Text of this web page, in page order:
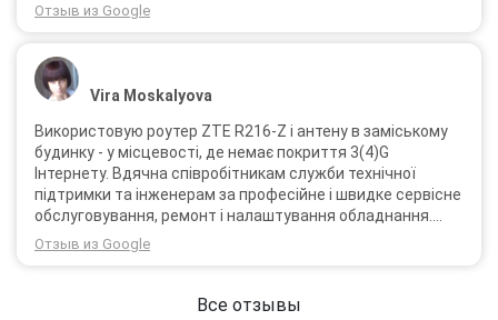
Отзыв из Google
Vira Moskalyova
Використовую роутер ZTE R216-Z і антену в заміському
будинку - у місцевості, де немає покриття 3(4)G
Інтернету. Вдячна співробітникам служби технічної
підтримки та інженерам за професійне і швидке сервісне
обслуговування, ремонт і налаштування обладнання.
Через 3 роки після покупки я не шкодую про прийняте
тоді рішення придбати обладнання в компанії 3G star
Отзыв из Google
Все отзывы